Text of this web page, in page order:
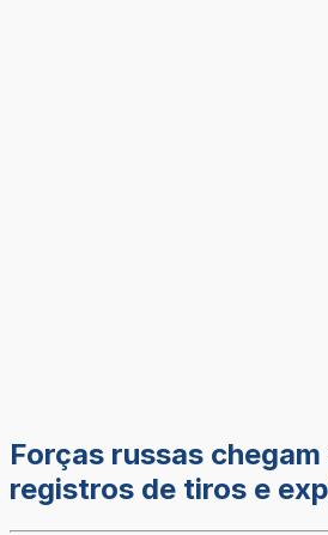
Forças russas
registros de tiros e